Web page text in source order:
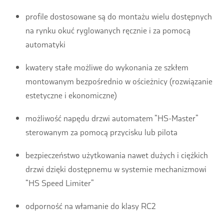
profile dostosowane są do montażu wielu dostępnych
na rynku okuć ryglowanych ręcznie i za pomocą
automatyki
kwatery stałe możliwe do wykonania ze szkłem
montowanym bezpośrednio w ościeżnicy (rozwiązanie
estetyczne i ekonomiczne)
możliwość napędu drzwi automatem “HS-Master”
sterowanym za pomocą przycisku lub pilota
bezpieczeństwo użytkowania nawet dużych i ciężkich
drzwi dzięki dostępnemu w systemie mechanizmowi
“HS Speed Limiter”
odporność na włamanie do klasy RC2